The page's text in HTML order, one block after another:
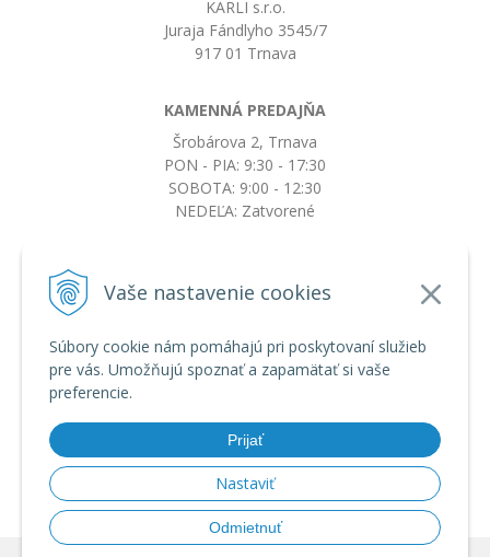
Vaše nastavenie cookies
Súbory cookie nám pomáhajú pri poskytovaní služieb
pre vás. Umožňujú spoznať a zapamätať si vaše
preferencie.
Prijať
Nastaviť
Odmietnuť
KARLI s.r.o.
Juraja Fándlyho 3545/7
917 01 Trnava
KAMENNÁ PREDAJŇA
Šrobárova 2, Trnava
PON - PIA: 9:30 - 17:30
SOBOTA: 9:00 - 12:30
NEDEĽA: Zatvorené
objednavky@botkydorobotky.sk
VŠETKO O NÁKUPE
Ochrana osobných údajov
Možnosti dopravy a platby
Výmena, vrátenie tovaru a reklamácia